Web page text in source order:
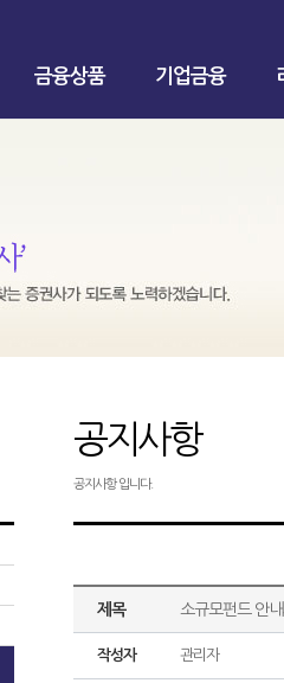
금융상품 기업금융
공지사항
공지사항 입니다.
제목 소규모펀드 안
작성자 관리자